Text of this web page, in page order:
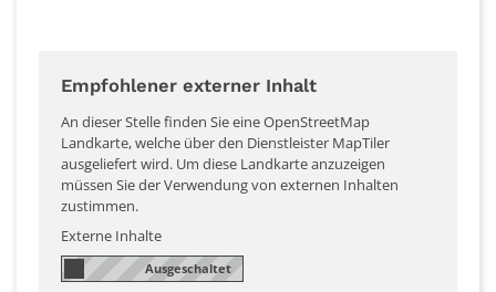
Empfohlener externer Inhalt
An dieser Stelle finden Sie eine OpenStreetMap
Landkarte, welche über den Dienstleister MapTiler
ausgeliefert wird. Um diese Landkarte anzuzeigen
müssen Sie der Verwendung von externen Inhalten
zustimmen.
Externe Inhalte